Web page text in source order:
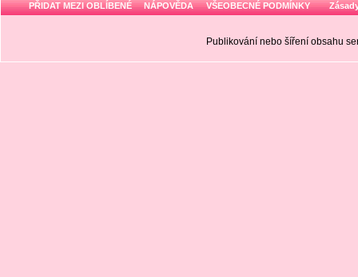
PŘIDAT MEZI OBLÍBENÉ NÁPOVĚDA VŠEOBECNÉ PODMÍNKY
Publikování nebo šíření obsahu